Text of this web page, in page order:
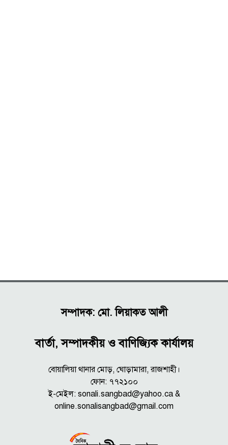
সম্পাদক: মো. লিয়াকত আলী
বার্তা, সম্পাদকীয় ও বাণিজ্যিক কার্যালয়
বোয়ালিয়া থানার মোড়, ঘোড়ামারা, রাজশাহী।
ফোন: ৭৭২১০০
ই-মেইল: sonali.sangbad@yahoo.ca &
online.sonalisangbad@gmail.com